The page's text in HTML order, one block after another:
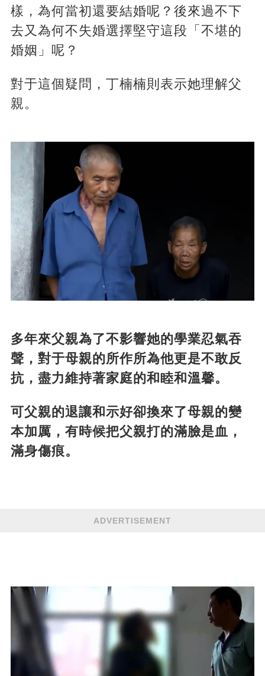
樣，為何當初還要結婚呢？後來過不下
去又為何不失婚選擇堅守這段「不堪的
婚姻」呢？
對于這個疑問，丁楠楠則表示她理解父
親。
多年來父親為了不影響她的學業忍氣吞
聲，對于母親的所作所為他更是不敢反
抗，盡力維持著家庭的和睦和溫馨。
可父親的退讓和示好卻換來了母親的變
本加厲，有時候把父親打的滿臉是血，
滿身傷痕。
ADVERTISEMENT